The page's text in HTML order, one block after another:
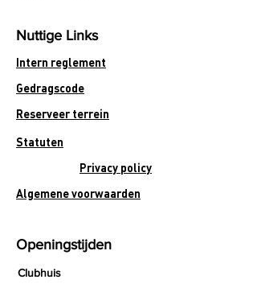
Nuttige Links
Intern reglement
Gedragscode
Reserveer terrein
Statuten
Privacy policy
Algemene voorwaarden
Openingstijden
Clubhuis